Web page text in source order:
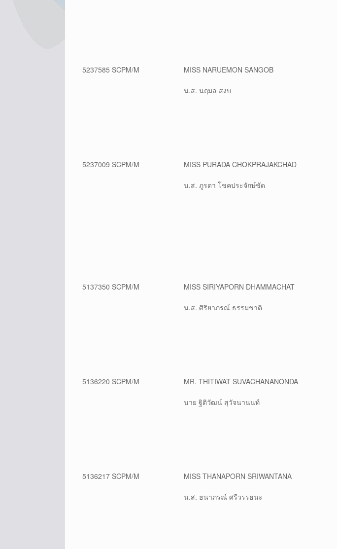
5237585 SCPM/M MISS NARUEMON SANGOB
น.ส. นฤมล สงบ
5237009 SCPM/M MISS PURADA CHOKPRAJAKCHAD
น.ส. ภูรดา โชคประจักษ์ชัด
5137350 SCPM/M MISS SIRIYAPORN DHAMMACHAT
น.ส. ศิริยาภรณ์ ธรรมชาติ
5136220 SCPM/M MR. THITIWAT SUVACHANANONDA
นาย ฐิติวัฒน์ สุวัจนานนท์
5136217 SCPM/M MISS THANAPORN SRIWANTANA
น.ส. ธนาภรณ์ ศรีวรรธนะ